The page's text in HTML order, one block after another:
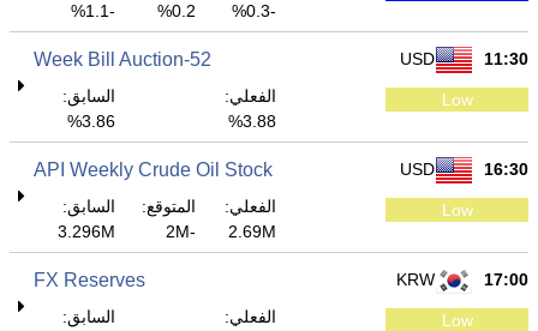
-0.3%
0.2%
-1.1%
11:30
USD
52-Week Bill Auction
Low
الفعلي:
3.88%
السابق:
3.86%
16:30
USD
API Weekly Crude Oil Stock
Low
الفعلي:
2.69M
المتوقع:
-2M
السابق:
3.296M
17:00
KRW
FX Reserves
Low
الفعلي:
السابق: